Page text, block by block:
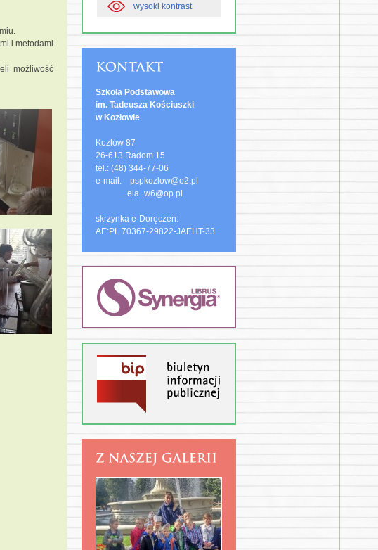
i metodami
możliwość
wysoki kontrast
Szkoła Podstawowa
im. Tadeusza Kościuszki
w Kozłowie
Kozłów 87
26-613 Radom 15
tel.: (48) 344-77-06
e-mail: pspkozlow@o2.pl
ela_w6@op.pl
skrzynka e-Doręczeń:
AE:PL 70367-29822-JAEHT-33